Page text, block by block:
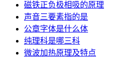
磁铁正负极相吸的原理
声音三要素指的是
公章字体是什么体
纯理科是哪三科
微波加热原理及特点